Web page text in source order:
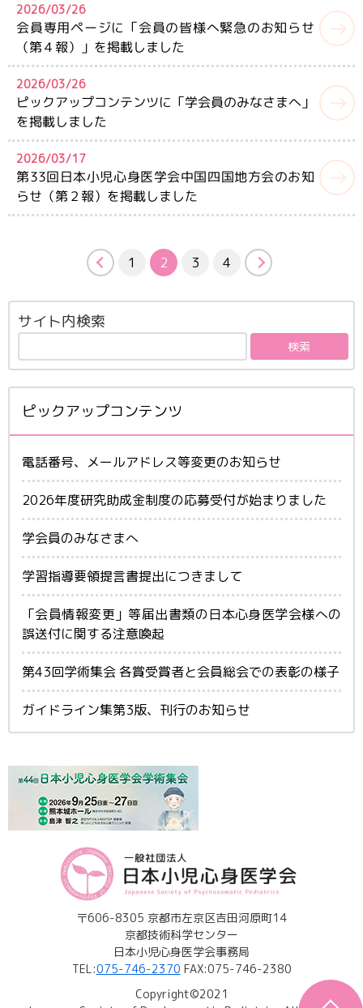
2026/03/26
会員専用ページに「会員の皆様へ緊急のお知らせ
（第４報）」を掲載しました
2026/03/26
ピックアップコンテンツに「学会員のみなさまへ」
を掲載しました
2026/03/17
第33回日本小児心身医学会中国四国地方会のお知
らせ（第２報）を掲載しました
1 2 3 4
サイト内検索
ピックアップコンテンツ
電話番号、メールアドレス等変更のお知らせ
2026年度研究助成金制度の応募受付が始まりました
学会員のみなさまへ
学習指導要領提言書提出につきまして
「会員情報変更」等届出書類の日本心身医学会様への
誤送付に関する注意喚起
第43回学術集会 各賞受賞者と会員総会での表彰の様子
ガイドライン集第3版、刊行のお知らせ
〒606-8305 京都市左京区吉田河原町14
京都技術科学センター
日本小児心身医学会事務局
TEL:075-746-2370 FAX:075-746-2380
Copyright©2021